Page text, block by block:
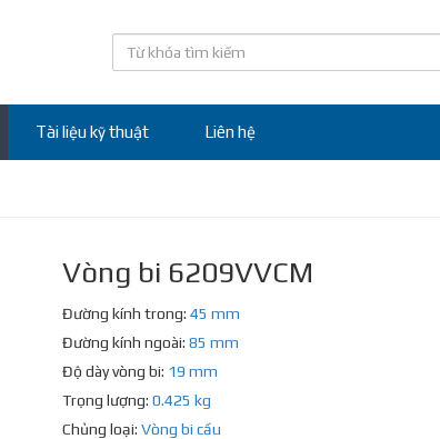
Tài liệu kỹ thuật Liên hệ
Vòng bi 6209VVCM
Đường kính trong: 45 mm
Đường kính ngoài: 85 mm
Độ dày vòng bi: 19 mm
Trọng lượng: 0.425 kg
Chủng loại: Vòng bi cầu